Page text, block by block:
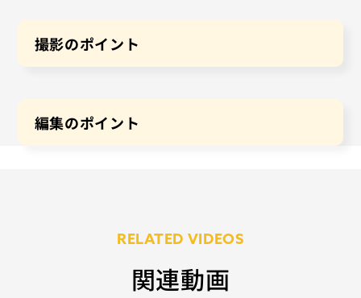
撮影のポイント
編集のポイント
RELATED VIDEOS
関連動画